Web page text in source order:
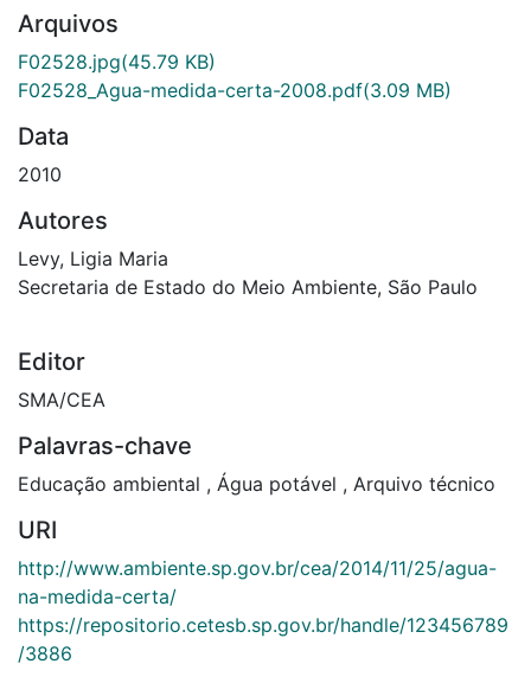
Arquivos
F02528.jpg(45.79 KB)
F02528_Agua-medida-certa-2008.pdf(3.09 MB)
Data
2010
Autores
Levy, Ligia Maria
Secretaria de Estado do Meio Ambiente, São Paulo
Editor
SMA/CEA
Palavras-chave
Educação ambiental , Água potável , Arquivo técnico
URI
http://www.ambiente.sp.gov.br/cea/2014/11/25/agua-
na-medida-certa/
https://repositorio.cetesb.sp.gov.br/handle/123456789
/3886